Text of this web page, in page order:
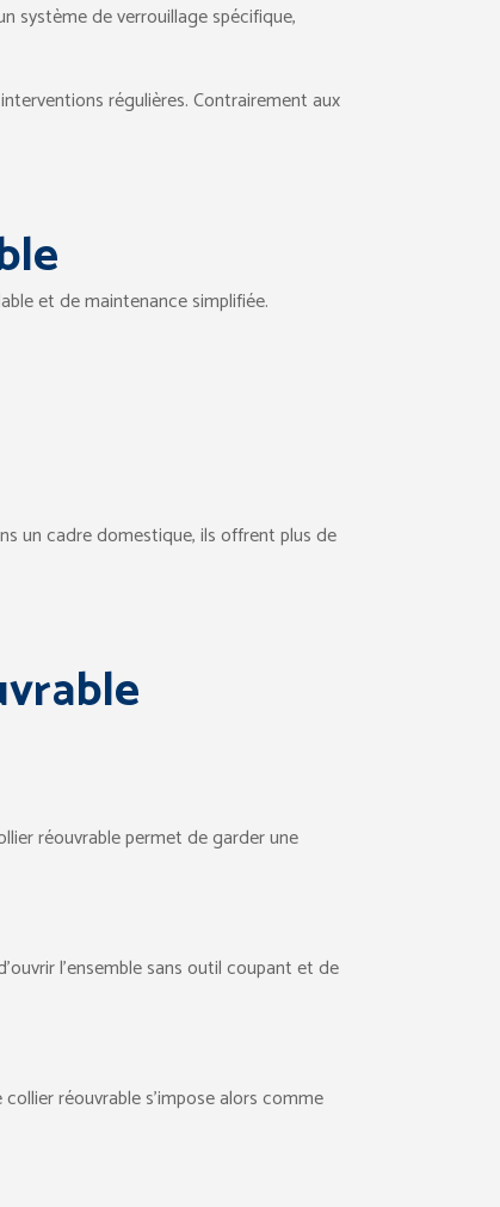
système de verrouillage spécifique,
régulières. Contrairement aux
et de maintenance simplifiée.
un cadre domestique, ils offrent plus de
réouvrable permet de garder une
l’ensemble sans outil coupant et de
réouvrable s’impose alors comme